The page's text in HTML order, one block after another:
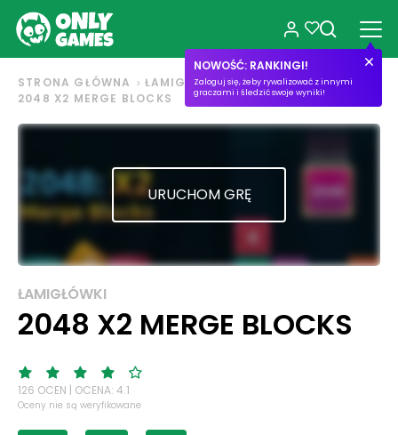
NOWOŚĆ: RANKINGI!
Zaloguj się, żeby rywalizować z innymi
graczami i śledzić swoje wyniki!
STRONA GŁÓWNA
ŁAMIGŁÓWKI
2048 X2 MERGE BLOCKS
URUCHOM GRĘ
ŁAMIGŁÓWKI
2048 X2 MERGE BLOCKS
126 OCEN | OCENA: 4.1
Oceny nie są weryfikowane